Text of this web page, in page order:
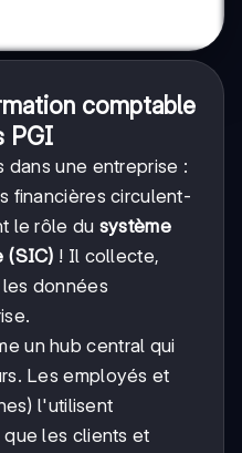
comptable
PGI
dans une entreprise :
financières circulent-
le rôle du système
(SIC) ! Il collecte,
données
un hub central qui
Les employés et
l'utilisent
les clients et